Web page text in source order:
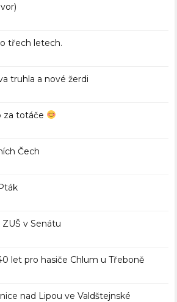
třech letech.
truhla a nové žerdi
za totáče
Čech
v Senátu
let pro hasiče Chlum u Třeboně
nad Lipou ve Valdštejnské